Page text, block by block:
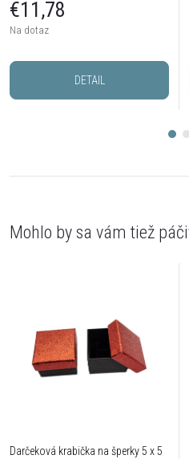
€11,78
Na dotaz
DETAIL
Darčeková krabička na šperky 5 x 5